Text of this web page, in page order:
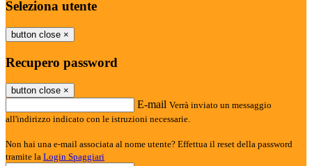
Seleziona utente
button close ×
Recupero password
button close ×
E-mail Verrà inviato un messaggio
all'indirizzo indicato con le istruzioni necessarie.
Non hai una e-mail associata al nome utente? Effettua il reset della password
tramite la Login Spaggiari